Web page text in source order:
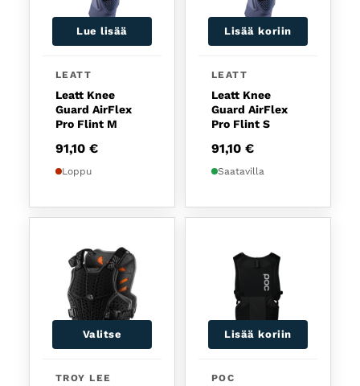
Lue lisää
LEATT
Leatt Knee
Guard AirFlex
Pro Flint M
91,10 €
Loppu
Lisää koriin
LEATT
Leatt Knee
Guard AirFlex
Pro Flint S
91,10 €
Saatavilla
Valitse
TROY LEE
Lisää koriin
POC